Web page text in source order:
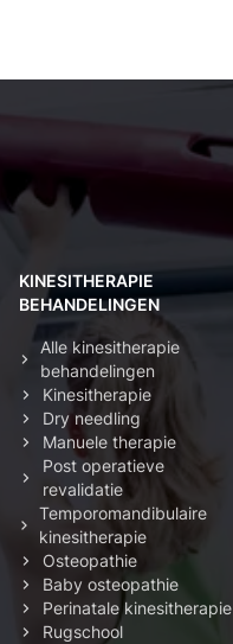
KINESITHERAPIE
BEHANDELINGEN
Alle kinesitherapie
behandelingen
Kinesitherapie
Dry needling
Manuele therapie
Post operatieve
revalidatie
Temporomandibulaire
kinesitherapie
Osteopathie
Baby osteopathie
Perinatale kinesitherapie
Rugschool